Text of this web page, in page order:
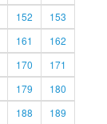
152
153
161
162
170
171
179
180
188
189